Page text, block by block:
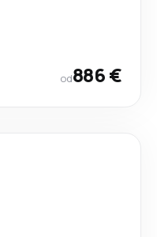
od886 €